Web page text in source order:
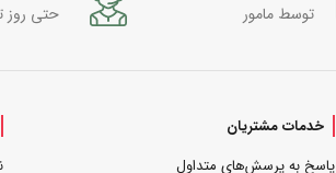
توسط مامور
حتی روز
خدمات مشتریان
پاسخ به پرسش‌های متداول